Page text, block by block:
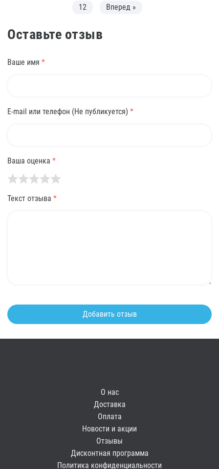
12
Вперед »
Оставьте отзыв
Ваше имя *
E-mail или телефон (Не публикуется) *
Ваша оценка *
Текст отзыва *
О нас
Доставка
Оплата
Новости и акции
Отзывы
Дисконтная программа
Политика конфиденциальности